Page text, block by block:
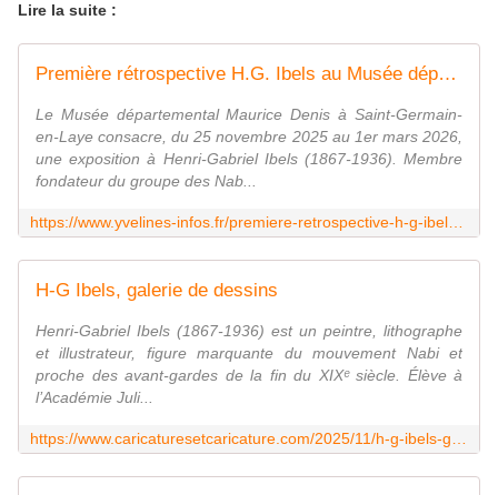
Lire la suite :
Première rétrospective H.G. Ibels au Musée départemental Maurice Denis - Yvelines Infos
Le Musée départemental Maurice Denis à Saint-Germain-
en-Laye consacre, du 25 novembre 2025 au 1er mars 2026,
une exposition à Henri-Gabriel Ibels (1867-1936). Membre
fondateur du groupe des Nab...
H-G Ibels, galerie de dessins
Henri-Gabriel Ibels (1867-1936) est un peintre, lithographe
et illustrateur, figure marquante du mouvement Nabi et
proche des avant-gardes de la fin du XIXᵉ siècle. Élève à
l’Académie Juli...